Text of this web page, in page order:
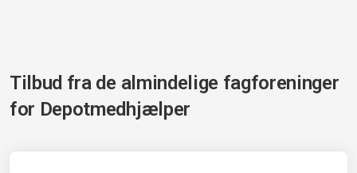
Tilbud fra de almindelige fagforeninger
for Depotmedhjælper